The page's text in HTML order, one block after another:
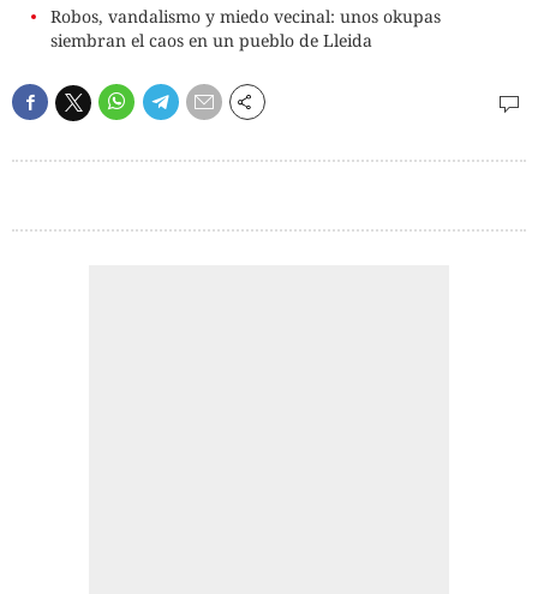
Robos, vandalismo y miedo vecinal: unos okupas
siembran el caos en un pueblo de Lleida